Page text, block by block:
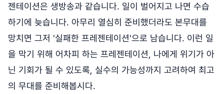
젠테이션은 생방송과 같습니다. 일이 벌어지고 나면 수습
하기에 늦습니다. 아무리 열심히 준비했더라도 본무대를
망치면 그저 '실패한 프레젠테이션'으로 남습니다. 이런 일
을 막기 위해 어차피 하는 프레젠테이션, 나에게 위기가 아
닌 기회가 될 수 있도록, 실수의 가능성까지 고려하여 최고
의 무대를 준비해봅시다.